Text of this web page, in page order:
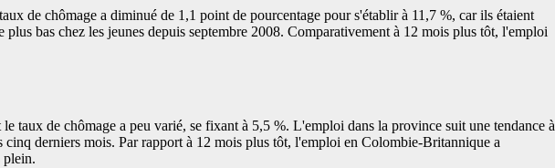
de chômage a diminué de 1,1 point de pourcentage pour s'établir à 11,7 %, car ils étaient
bas chez les jeunes depuis septembre 2008. Comparativement à 12 mois plus tôt, l'emploi
taux de chômage a peu varié, se fixant à 5,5 %. L'emploi dans la province suit une tendance à
cinq derniers mois. Par rapport à 12 mois plus tôt, l'emploi en Colombie-Britannique a
plein.